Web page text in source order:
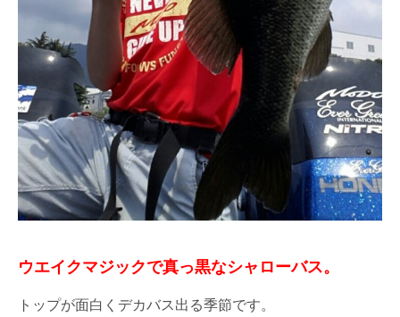
ウエイクマジックで真っ黒なシャローバス。
トップが面白くデカバス出る季節です。